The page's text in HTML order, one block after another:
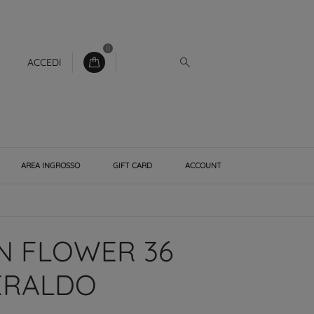
ACCEDI
0
AREA INGROSSO GIFT CARD ACCOUNT
FLOWER 36